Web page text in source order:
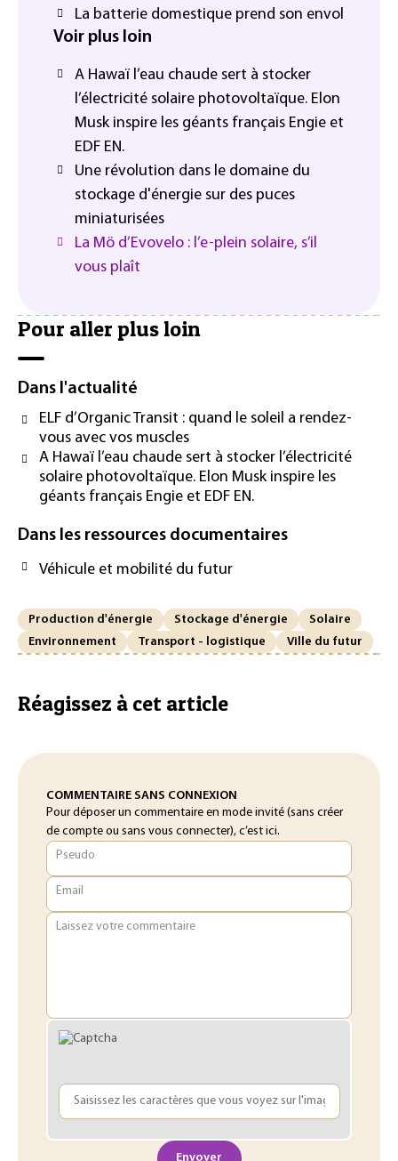
La batterie domestique prend son envol
Voir plus loin
A Hawaï l’eau chaude sert à stocker
l’électricité solaire photovoltaïque. Elon
Musk inspire les géants français Engie et
EDF EN.
Une révolution dans le domaine du
stockage d'énergie sur des puces
miniaturisées
La Mö d’Evovelo : l’e-plein solaire, s’il
vous plaît
Pour aller plus loin
Dans l'actualité
ELF d’Organic Transit : quand le soleil a rendez-
vous avec vos muscles
A Hawaï l’eau chaude sert à stocker l’électricité
solaire photovoltaïque. Elon Musk inspire les
géants français Engie et EDF EN.
Dans les ressources documentaires
Véhicule et mobilité du futur
Production d'énergie Stockage d'énergie
Solaire
Environnement
Transport - logistique Ville du futur
Réagissez à cet article
COMMENTAIRE SANS CONNEXION
Pour déposer un commentaire en mode invité (sans créer
de compte ou sans vous connecter), c’est ici.
Pseudo
Email
Laissez votre commentaire
Envoyer